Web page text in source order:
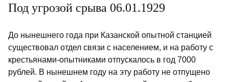
Под угрозой срыва 06.01.1929
До нынешнего года при Казанской опытной станцией
существовал отдел связи с населением, и на работу с
крестьянами-опытниками отпускалось в год 7000
рублей. В нынешнем году на эту работу не отпу­щено